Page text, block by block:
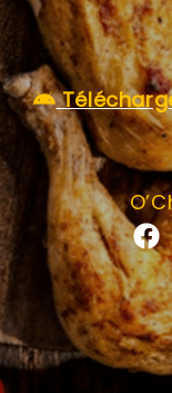
LA CARTE
VOTRE COMPTE
NOTRE
VOS AVIS
MENTIONS
C.G.V